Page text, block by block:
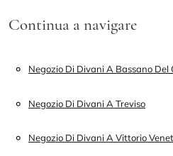
Continua a navigare
Negozio Di Divani A Bassano Del
Negozio Di Divani A Treviso
Negozio Di Divani A Vittorio